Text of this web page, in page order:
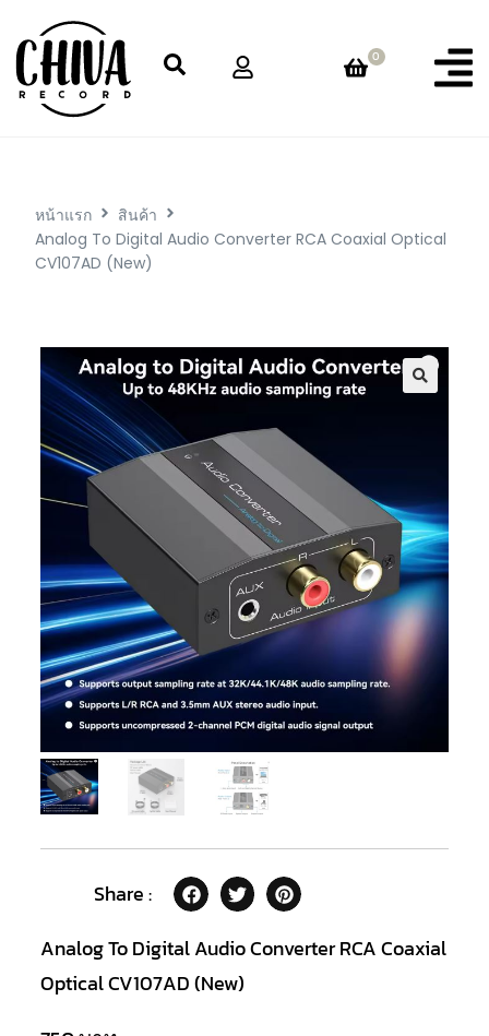
0
หน้าแรก
สินค้า
Analog To Digital Audio Converter RCA Coaxial Optical
CV107AD (New)
Share :
Analog To Digital Audio Converter RCA Coaxial
Optical CV107AD (New)